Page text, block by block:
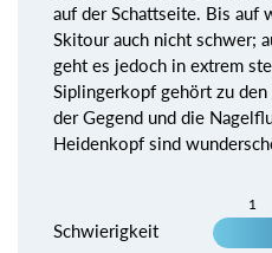
auf der Schattseite. Bis auf
Skitour auch nicht schwer;
geht es jedoch in extrem
Siplingerkopf gehört zu
der Gegend und die
Heidenkopf sind
1
Schwierigkeit